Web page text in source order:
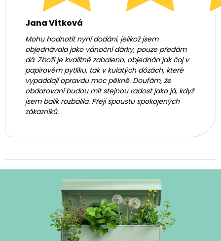
Jana Vítková
Mohu hodnotit nyní dodání, jelikož jsem
objednávala jako vánoční dárky, pouze předám
dá. Zboží je kvalitně zabaleno, objednán jak čaj v
papírovém pytlíku, tak v kulatých dózách, které
vypaddají opravdu moc pěkně. Doufám, že
obdarovaní budou mít stejnou radost jako já, když
jsem balík rozbalila. Přeji spoustu spokojených
zákazníků.